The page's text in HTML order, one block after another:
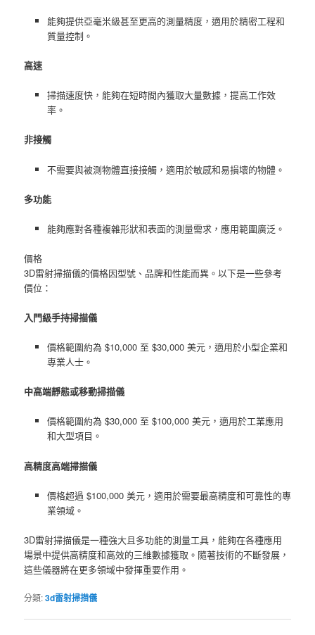
能夠提供亞毫米級甚至更高的測量精度，適用於精密工程和
質量控制。
高速
掃描速度快，能夠在短時間內獲取大量數據，提高工作效
率。
非接觸
不需要與被測物體直接接觸，適用於敏感和易損壞的物體。
多功能
能夠應對各種複雜形狀和表面的測量需求，應用範圍廣泛。
價格
3D雷射掃描儀的價格因型號、品牌和性能而異。以下是一些參考
價位：
入門級手持掃描儀
價格範圍約為 $10,000 至 $30,000 美元，適用於小型企業和
專業人士。
中高端靜態或移動掃描儀
價格範圍約為 $30,000 至 $100,000 美元，適用於工業應用
和大型項目。
高精度高端掃描儀
價格超過 $100,000 美元，適用於需要最高精度和可靠性的專
業領域。
3D雷射掃描儀是一種強大且多功能的測量工具，能夠在各種應用
場景中提供高精度和高效的三維數據獲取。隨著技術的不斷發展，
這些儀器將在更多領域中發揮重要作用。
分類:3d雷射掃描儀